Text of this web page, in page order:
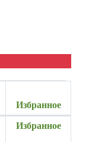
Избранное
Избранное